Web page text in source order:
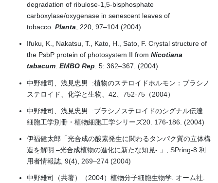
degradation of ribulose-1,5-bisphosphate
carboxylase/oxygenase in senescent leaves of
tobacco. Planta ,.220, 97–104 (2004)
Ifuku, K., Nakatsu, T., Kato, H., Sato, F. Crystal structure of
the PsbP protein of photosystem II from Nicotiana
tabacum. EMBO Rep. 5: 362–367. (2004)
中野雄司、浅見忠男 :植物のステロイドホルモン：ブラシノ
ステロイド、化学と生物、42、752-75（2004）
中野雄司、浅見忠男 :ブラシノステロイドのシグナル伝達.
細胞工学別冊・植物細胞工学シリーズ20. 176-186. (2004)
伊福健太郎「光合成の酸素発生に関わるタンパク質の立体構
造を解明 –光合成植物の進化に新たな知見- 」, SPring-8 利
用者情報誌, 9(4), 269–274 (2004)
中野雄司（共著）（2004）植物分子細胞生物学. オーム社.